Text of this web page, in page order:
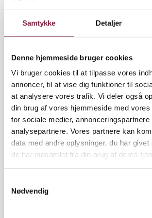
Samtykke Detaljer
Denne hjemmeside bruger cookies
Vi bruger cookies til at tilpasse vores
annoncer, til at vise dig funktioner til
at analysere vores trafik. Vi deler også
din brug af vores hjemmeside med vores
for sociale medier, annonceringspartnere
analysepartnere. Vores partnere kan
data med andre oplysninger, du har givet
de har indsamlet fra din brug af deres
Nødvendig
fritidsinstitutionerne, men det er ulig
kælderlokale," siger han.
BUPL har et forslag. BUPL har i
med at lave et forslag til en
SFO'erne. Og papiret, som er
Forretningsudvalget, er da også
Undervisningsministeren til
I forslaget påpeges det, at man ikke
læreplan, der er ensidigt præget af
undervisningstænkning, men lægger
man sig i forslaget til EU's
livslang læring og UNESCO's hvidbog
treasure within", som opererer med